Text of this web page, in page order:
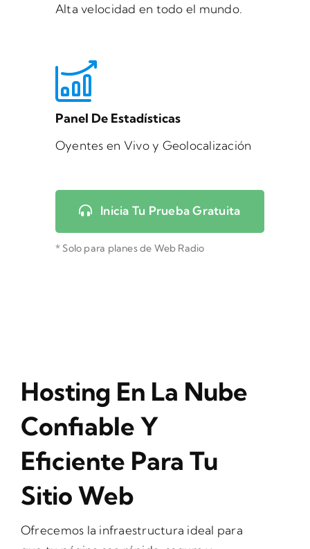
Alta velocidad en todo el mundo.
Panel De Estadísticas
Oyentes en Vivo y Geolocalización
Inicia Tu Prueba Gratuita
* Solo para planes de Web Radio
Hosting En La Nube
Confiable Y
Eficiente Para Tu
Sitio Web
Ofrecemos la infraestructura ideal para